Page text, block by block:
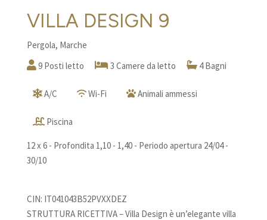
VILLA DESIGN 9
Pergola, Marche
9 Posti letto
3 Camere da letto 4 Bagni
A/C Wi-Fi Animali ammessi
Piscina
12 x 6 - Profondita 1,10 - 1,40 - Periodo apertura 24/04 -
30/10
CIN: IT041043B52PVXXDEZ
STRUTTURA RICETTIVA – Villa Design è un’elegante villa